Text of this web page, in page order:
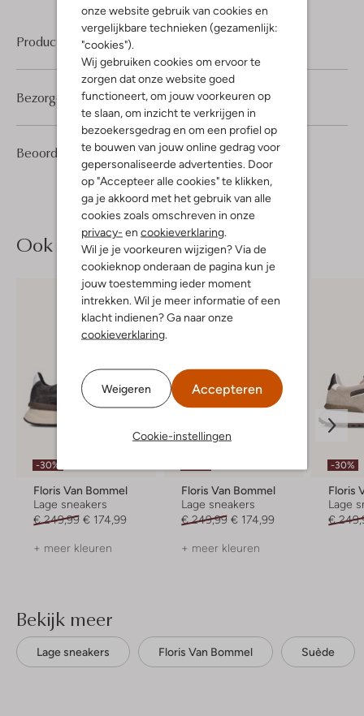
onze website gebruik van cookies en
vergelijkbare technieken (gezamenlijk:
"cookies").
Wij gebruiken cookies om ervoor te
zorgen dat onze website goed
functioneert, om jouw voorkeuren op
te slaan, om inzicht te verkrijgen in
bezoekersgedrag en om een profiel op
te bouwen van jouw online gedrag voor
gepersonaliseerde advertenties. Door
op "Accepteer alle cookies" te klikken,
ga je akkoord met het gebruik van alle
cookies zoals omschreven in onze
privacy- en cookieverklaring.
Wil je je voorkeuren wijzigen? Via de
cookieknop onderaan de pagina kun je
jouw toestemming ieder moment
intrekken. Wil je meer informatie of een
klacht indienen? Ga naar onze
cookieverklaring.
Weigeren Accepteren
Cookie-instellingen
Product informatie
Beoordelingen (11) 4 /5
11
4
Sterren
Bezorgen & retourneren
Ook iets voor jou?
-30%
Floris Van Bommel
Lage sneakers
€ 249,99 € 174,99
+ meer kleuren
Floris Van Bommel
Lage sneakers
€ 249,99 € 174,99
+ meer kleuren
-30%
Floris
Lage
€
Bekijk meer
Lage sneakers Floris Van Bommel Suède